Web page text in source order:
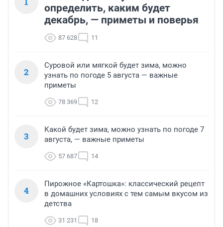
определить, каким будет
декабрь, — приметы и поверья
87 628 11
2
Суровой или мягкой будет зима, можно
узнать по погоде 5 августа — важные
приметы
78 369 12
3
Какой будет зима, можно узнать по погоде 7
августа, — важные приметы
57 687 14
4
Пирожное «Картошка»: классический рецепт
в домашних условиях с тем самым вкусом из
детства
31 231 18